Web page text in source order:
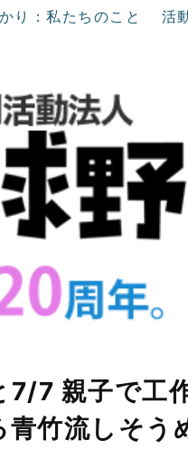
り：私たちのこと 活
7 親子で工
竹流しそう